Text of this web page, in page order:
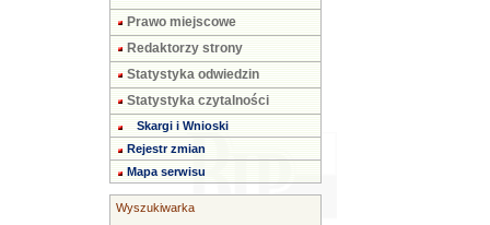
Prawo miejscowe
Redaktorzy strony
Statystyka odwiedzin
Statystyka czytalności
Skargi i Wnioski
Rejestr zmian
Mapa serwisu
Wyszukiwarka